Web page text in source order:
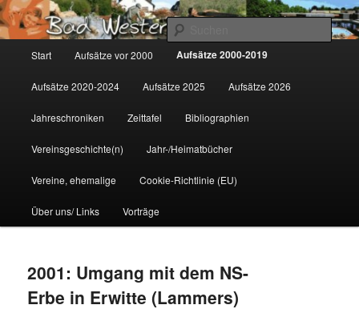
Zum
primären
Inhalt
springen
Gemeinsam für Bad Westernkotten
Start Aufsätze vor 2000 Aufsätze 2000-2019
Aufsätze 2020-2024 Aufsätze 2025 Aufsätze 2026
Jahreschroniken Zeittafel Bibliographien
Vereinsgeschichte(n) Jahr-/Heimatbücher
Vereine, ehemalige Cookie-Richtlinie (EU)
Über uns/ Links Vorträge
2001: Umgang mit dem NS-
Erbe in Erwitte (Lammers)